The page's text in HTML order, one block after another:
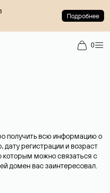
Подробнее
0
получить всю информацию о
регистрации и возраст
которым можно связаться с
домен вас заинтересовал.